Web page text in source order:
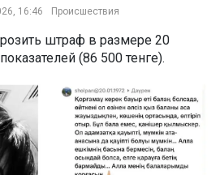
16:46 Происшествия
штраф в размере 20
(86 500 тенге).